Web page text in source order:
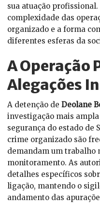
sua atuação profissional.
complexidade das
organizado e a forma
diferentes esferas da
A Operação
Alegações
A detenção de Deolane
investigação mais
segurança do estado de
crime organizado são
demandam um trabalho
monitoramento. As
detalhes específicos
ligação, mantendo o
andamento das